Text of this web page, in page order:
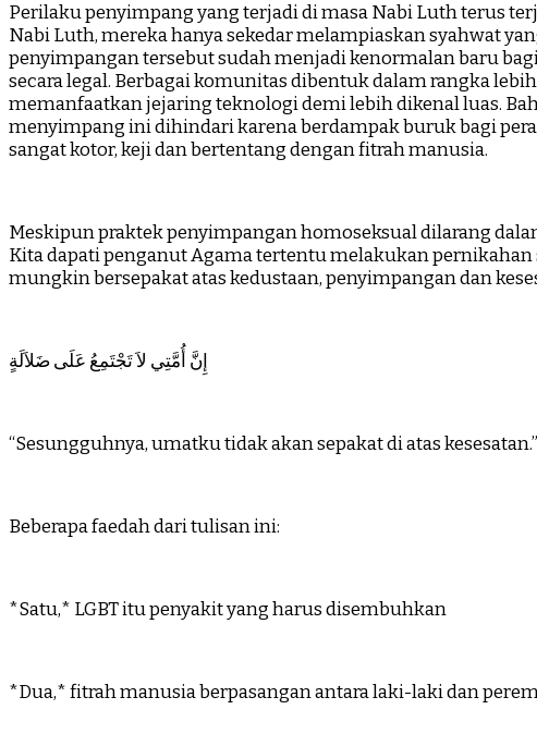
Perilaku penyimpang yang terjadi di masa Nabi Luth terus
Nabi Luth, mereka hanya sekedar melampiaskan syahwat
penyimpangan tersebut sudah menjadi kenormalan baru
secara legal. Berbagai komunitas dibentuk dalam rangka
memanfaatkan jejaring teknologi demi lebih dikenal luas.
menyimpang ini dihindari karena berdampak buruk bagi
sangat kotor, keji dan bertentang dengan fitrah manusia.
Meskipun praktek penyimpangan homoseksual dilarang
Kita dapati penganut Agama tertentu melakukan
mungkin bersepakat atas kedustaan, penyimpangan dan
إِنَّ أُمَّتِي لاَ تَجْتَمِعُ عَلَى ضَلاَلَةٍ
“Sesungguhnya, umatku tidak akan sepakat di atas
Beberapa faedah dari tulisan ini:
*Satu,* LGBT itu penyakit yang harus disembuhkan
*Dua,* fitrah manusia berpasangan antara laki-laki dan